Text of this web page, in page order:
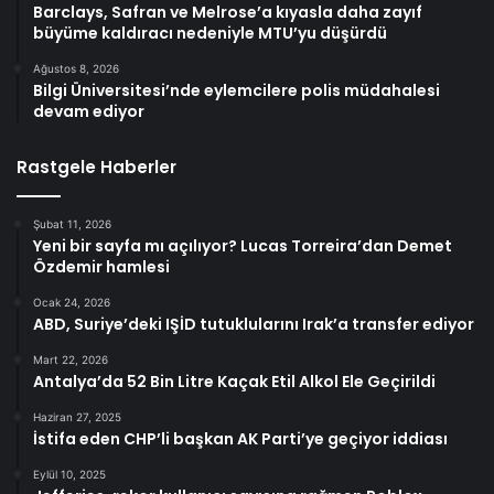
Barclays, Safran ve Melrose’a kıyasla daha zayıf
büyüme kaldıracı nedeniyle MTU’yu düşürdü
Ağustos 8, 2026
Bilgi Üniversitesi’nde eylemcilere polis müdahalesi
devam ediyor
Rastgele Haberler
Şubat 11, 2026
Yeni bir sayfa mı açılıyor? Lucas Torreira’dan Demet
Özdemir hamlesi
Ocak 24, 2026
ABD, Suriye’deki IŞİD tutuklularını Irak’a transfer ediyor
Mart 22, 2026
Antalya’da 52 Bin Litre Kaçak Etil Alkol Ele Geçirildi
Haziran 27, 2025
İstifa eden CHP’li başkan AK Parti’ye geçiyor iddiası
Eylül 10, 2025